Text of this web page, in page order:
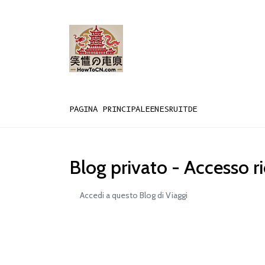
PAGINA PRINCIPALEENESRUITDE
Blog privato - Accesso
Accedi a questo Blog di Viaggi